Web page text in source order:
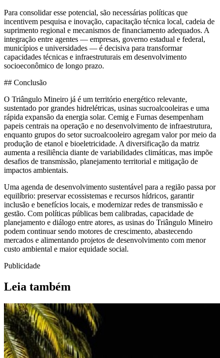
Para consolidar esse potencial, são necessárias políticas que
incentivem pesquisa e inovação, capacitação técnica local, cadeia de
suprimento regional e mecanismos de financiamento adequados. A
integração entre agentes — empresas, governo estadual e federal,
municípios e universidades — é decisiva para transformar
capacidades técnicas e infraestruturais em desenvolvimento
socioeconômico de longo prazo.
## Conclusão
O Triângulo Mineiro já é um território energético relevante,
sustentado por grandes hidrelétricas, usinas sucroalcooleiras e uma
rápida expansão da energia solar. Cemig e Furnas desempenham
papeis centrais na operação e no desenvolvimento de infraestrutura,
enquanto grupos do setor sucroalcooleiro agregam valor por meio da
produção de etanol e bioeletricidade. A diversificação da matriz
aumenta a resiliência diante de variabilidades climáticas, mas impõe
desafios de transmissão, planejamento territorial e mitigação de
impactos ambientais.
Uma agenda de desenvolvimento sustentável para a região passa por
equilíbrio: preservar ecossistemas e recursos hídricos, garantir
inclusão e benefícios locais, e modernizar redes de transmissão e
gestão. Com políticas públicas bem calibradas, capacidade de
planejamento e diálogo entre atores, as usinas do Triângulo Mineiro
podem continuar sendo motores de crescimento, abastecendo
mercados e alimentando projetos de desenvolvimento com menor
custo ambiental e maior equidade social.
Publicidade
Leia também